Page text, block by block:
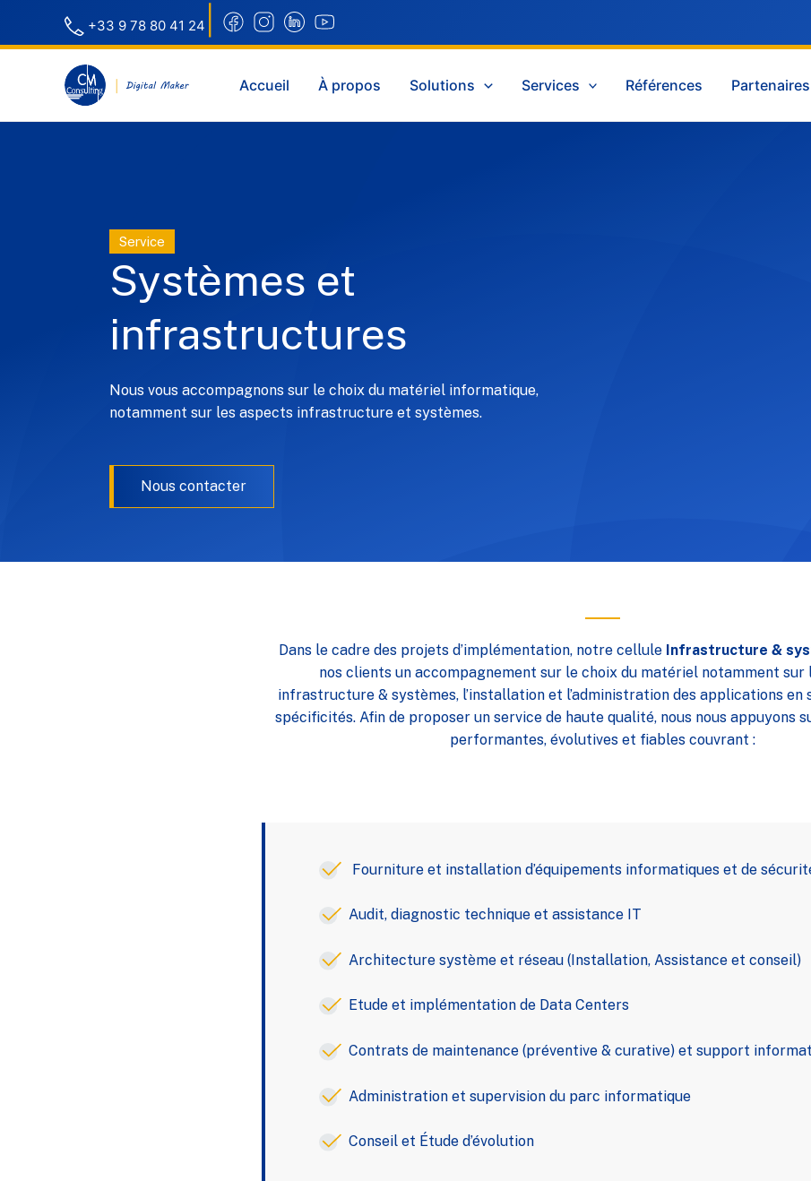
+33 9 78 80 41 24
Accueil À propos Solutions Services Références Partenaires
Service
Systèmes et
infrastructures
Nous vous accompagnons sur le choix du matériel informatique,
notamment sur les aspects infrastructure et systèmes.
Nous contacter
Dans le cadre des projets d’implémentation, notre cellule Infrastructure &
nos clients un accompagnement sur le choix du matériel notamment sur
infrastructure & systèmes, l’installation et l’administration des applications en
spécificités. Afin de proposer un service de haute qualité, nous nous appuyons
performantes, évolutives et fiables couvrant :
Fourniture et installation d’équipements informatiques et de
Audit, diagnostic technique et assistance IT
Architecture système et réseau (Installation, Assistance et conseil)
Etude et implémentation de Data Centers
Contrats de maintenance (préventive & curative) et support
Administration et supervision du parc informatique
Conseil et Étude d’évolution